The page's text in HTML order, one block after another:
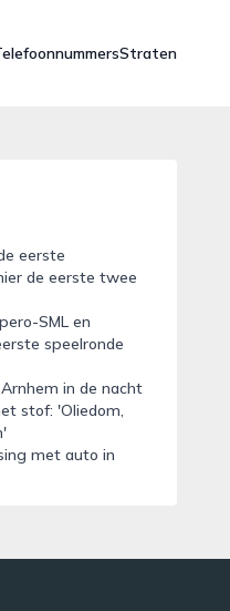
Straten
eerste
de eerste twee
SML en
speelronde
in de nacht
stof: 'Oliedom,
met auto in